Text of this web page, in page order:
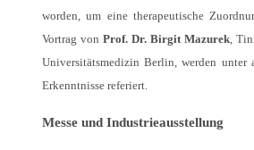
worden, um eine therapeutische
Vortrag von Prof. Dr. Birgit Mazurek ,
Universitätsmedizin Berlin, werden unter
Erkenntnisse referiert.
Messe und Industrieausstellung